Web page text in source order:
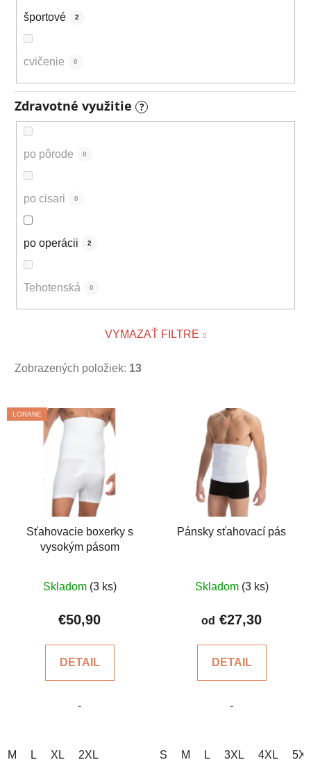
športové 2
cvičenie 0
Zdravotné využitie ?
po pôrode 0
po cisari 0
po operácii 2
Tehotenská 0
VYMAZAŤ FILTRE
Zobrazených položiek: 13
V
ý
LORANE
Sťahovacie boxerky s
vysokým pásom
Skladom (3 ks)
€50,90
DETAIL
-
M L XL 2XL
Pánsky sťahovací pás
hodnotenie
produktu
z
hviezdičiek.
Skladom (3 ks)
od €27,30
DETAIL
-
S M L 3XL 4XL